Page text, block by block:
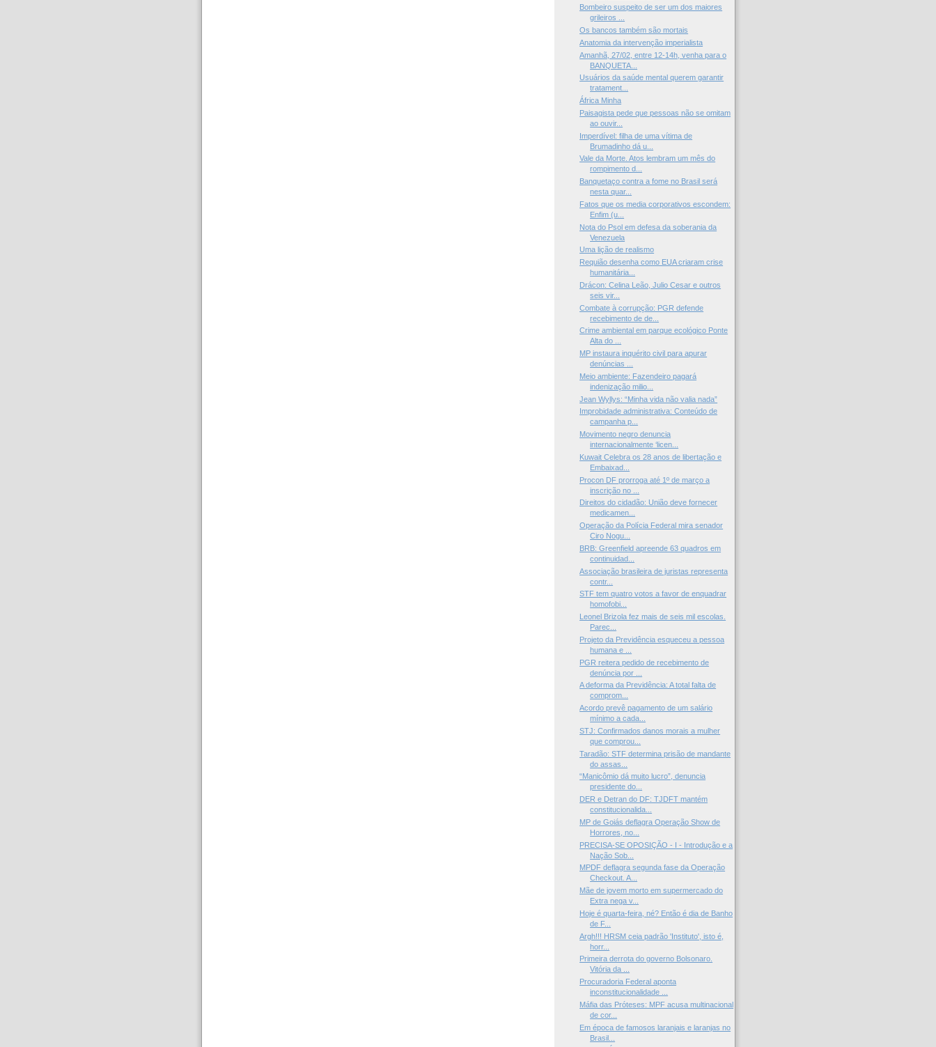
Bombeiro suspeito de ser um dos maiores
grileiros ...
Os bancos também são mortais
Anatomia da intervenção imperialista
Amanhã, 27/02, entre 12-14h, venha para o
BANQUETA...
Usuários da saúde mental querem garantir
tratament...
África Minha
Paisagista pede que pessoas não se omitam
ao ouvir...
Imperdível: filha de uma vítima de
Brumadinho dá u...
Vale da Morte. Atos lembram um mês do
rompimento d...
Banquetaço contra a fome no Brasil será
nesta quar...
Fatos que os media corporativos escondem:
Enfim (u...
Nota do Psol em defesa da soberania da
Venezuela
Uma lição de realismo
Requião desenha como EUA criaram crise
humanitária...
Drácon: Celina Leão, Julio Cesar e outros
seis vir...
Combate à corrupção: PGR defende
recebimento de de...
Crime ambiental em parque ecológico Ponte
Alta do ...
MP instaura inquérito civil para apurar
denúncias ...
Meio ambiente: Fazendeiro pagará
indenização milio...
Jean Wyllys: “Minha vida não valia nada”
Improbidade administrativa: Conteúdo de
campanha p...
Movimento negro denuncia
internacionalmente ‘licen...
Kuwait Celebra os 28 anos de libertação e
Embaixad...
Procon DF prorroga até 1º de março a
inscrição no ...
Direitos do cidadão: União deve fornecer
medicamen...
Operação da Polícia Federal mira senador
Ciro Nogu...
BRB: Greenfield apreende 63 quadros em
continuidad...
Associação brasileira de juristas representa
contr...
STF tem quatro votos a favor de enquadrar
homofobi...
Leonel Brizola fez mais de seis mil escolas.
Parec...
Projeto da Previdência esqueceu a pessoa
humana e ...
PGR reitera pedido de recebimento de
denúncia por ...
A deforma da Previdência: A total falta de
comprom...
Acordo prevê pagamento de um salário
mínimo a cada...
STJ: Confirmados danos morais a mulher
que comprou...
Taradão: STF determina prisão de mandante
do assas...
“Manicômio dá muito lucro”, denuncia
presidente do...
DER e Detran do DF: TJDFT mantém
constitucionalida...
MP de Goiás deflagra Operação Show de
Horrores, no...
PRECISA-SE OPOSIÇÃO - I - Introdução e a
Nação Sob...
MPDF deflagra segunda fase da Operação
Checkout. A...
Mãe de jovem morto em supermercado do
Extra nega v...
Hoje é quarta-feira, né? Então é dia de Banho
de F...
Argh!!! HRSM ceia padrão 'Instituto', isto é,
horr...
Primeira derrota do governo Bolsonaro.
Vitória da ...
Procuradoria Federal aponta
inconstitucionalidade ...
Máfia das Próteses: MPF acusa multinacional
de cor...
Em época de famosos laranjais e laranjas no
Brasil...